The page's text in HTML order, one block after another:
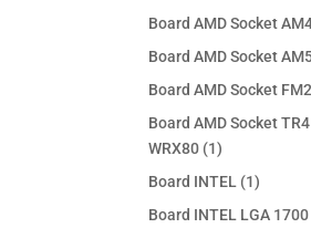
productos
Board AMD Socket
Board AMD Socket
Board AMD Socket
Board AMD Socket
WRX80 11
producto
Board INTEL 11
Board INTEL LGA 1700